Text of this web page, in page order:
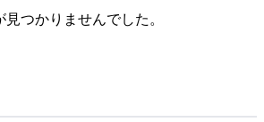
見つかりませんでした。